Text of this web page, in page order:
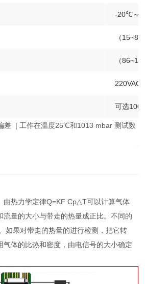
-20℃～
（
（
220VAC
可选
差 | 工作在温度25℃和1013 mbar 测试数
由热力学定律Q=KF Cp△T可以计算气体
流量的大小与带走的热量成正比。不同的
如果对带走的热量的进行检测，把它转
气体的比热和密度，由电信号的大小确定